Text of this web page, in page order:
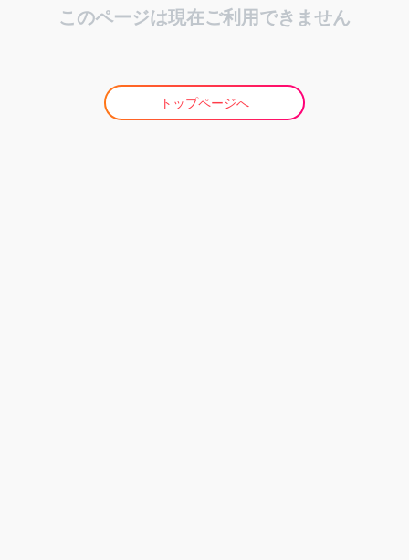
このページは現在ご利用できません